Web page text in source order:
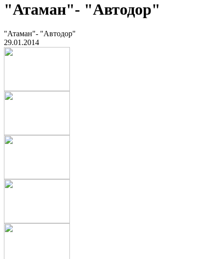
"Атаман"- "Автодор"
"Атаман"- "Автодор"
29.01.2014